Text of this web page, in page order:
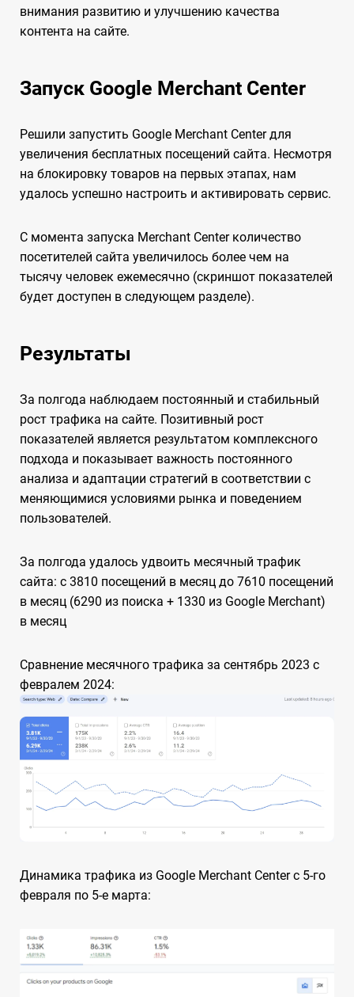
внимания развитию и улучшению качества
контента на сайте.
Запуск Google Merchant Center
Решили запустить Google Merchant Center для
увеличения бесплатных посещений сайта. Несмотря
на блокировку товаров на первых этапах, нам
удалось успешно настроить и активировать сервис.
С момента запуска Merchant Center количество
посетителей сайта увеличилось более чем на
тысячу человек ежемесячно (скриншот показателей
будет доступен в следующем разделе).
Результаты
За полгода наблюдаем постоянный и стабильный
рост трафика на сайте. Позитивный рост
показателей является результатом комплексного
подхода и показывает важность постоянного
анализа и адаптации стратегий в соответствии с
меняющимися условиями рынка и поведением
пользователей.
За полгода удалось удвоить месячный трафик
сайта: с 3810 посещений в месяц до 7610 посещений
в месяц (6290 из поиска + 1330 из Google Merchant)
в месяц
Сравнение месячного трафика за сентябрь 2023 с
февралем 2024:
Динамика трафика из Google Merchant Center с 5-го
февраля по 5-е марта: